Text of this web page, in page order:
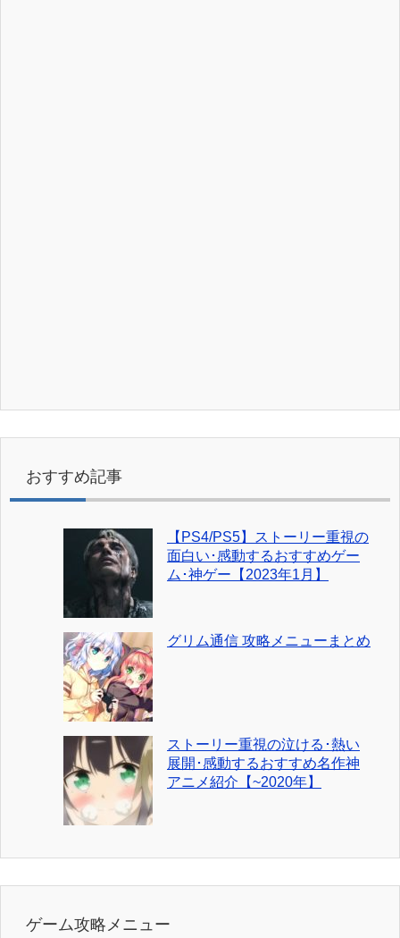
おすすめ記事
【PS4/PS5】ストーリー重視の
面白い･感動するおすすめゲー
ム･神ゲー【2023年1月】
グリム通信 攻略メニューまとめ
ストーリー重視の泣ける･熱い
展開･感動するおすすめ名作神
アニメ紹介【~2020年】
ゲーム攻略メニュー